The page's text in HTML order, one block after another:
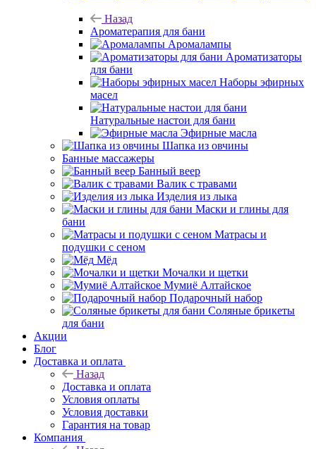
Назад
Ароматерапия для бани
Аромалампы
Ароматизаторы
для бани
Наборы эфирных
масел
Натуральные настои для бани
Эфирные масла
Шапка из овчины
Банные массажеры
Банный веер
Валик с травами
Изделия из лыка
Маски и глины для
бани
Матрасы и
подушки с сеном
Мёд
Мочалки и щетки
Мумиё Алтайское
Подарочный набор
Соляные брикеты
для бани
Акции
Блог
Доставка и оплата
Назад
Доставка и оплата
Условия оплаты
Условия доставки
Гарантия на товар
Компания